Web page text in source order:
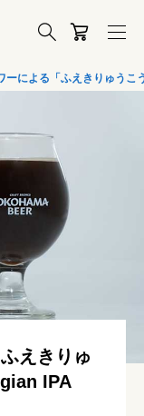
ーによる「ふえきりゅう
えきりゅ
IPA